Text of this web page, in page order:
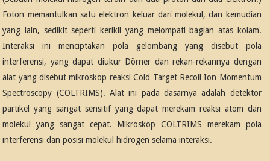
Foton memantulkan satu elektron keluar dari molekul, dan kemudian
yang lain, sedikit seperti kerikil yang melompati bagian atas kolam.
Interaksi ini menciptakan pola gelombang yang disebut pola
interferensi, yang dapat diukur Dörner dan rekan-rekannya dengan
alat yang disebut mikroskop reaksi Cold Target Recoil Ion Momentum
Spectroscopy (COLTRIMS). Alat ini pada dasarnya adalah detektor
partikel yang sangat sensitif yang dapat merekam reaksi atom dan
molekul yang sangat cepat. Mikroskop COLTRIMS merekam pola
interferensi dan posisi molekul hidrogen selama interaksi.